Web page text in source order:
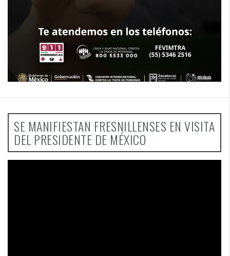
SE MANIFIESTAN FRESNILLENSES EN VISITA
DEL PRESIDENTE DE MÉXICO